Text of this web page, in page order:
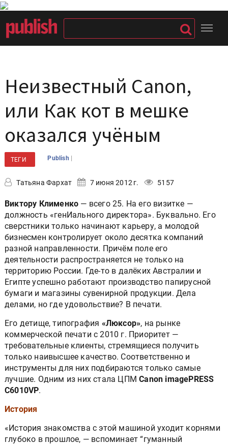
Неизвестный Canon,
или Как кот в мешке
оказался учёным
ТЕГИ Publish |
Татьяна Фархат 7 июня 2012 г. 5157
Виктору Клименко — всего 25. На его визитке —
должность «генИального директора». Буквально. Его
сверстники только начинают карьеру, а молодой
бизнесмен контролирует около десятка компаний
разной направленности. Причём поле его
деятельности распространяется не только на
территорию России. Где-то в далёких Австралии и
Египте успешно работают производство папирусной
бумаги и магазины сувенирной продукции. Дела
делами, но где удовольствие? В печати.
Его детище, типография «Люксор», на рынке
коммерческой печати с 2010 г. Приоритет —
требовательные клиенты, стремящиеся получить
только наивысшее качество. Соответственно и
инструменты для них подбираются только самые
лучшие. Одним из них стала ЦПМCanon imagePRESS
C6010VP.
История
«История знакомства с этой машиной уходит корнями
глубоко в прошлое, — вспоминает “гуманный